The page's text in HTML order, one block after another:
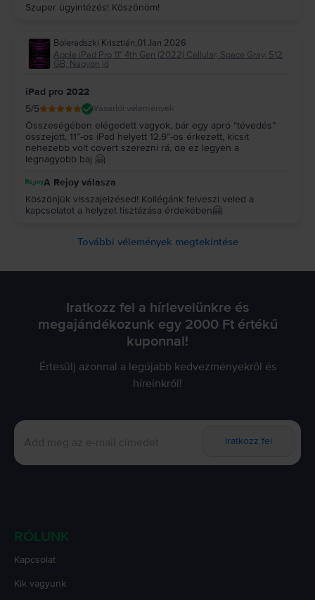
Szuper ügyintézés! Köszönöm!
Boleradszki Krisztián,01 Jan 2026
Apple iPad Pro 11" 4th Gen (2022) Cellular, Space Gray, 512
GB, Nagyon jó
iPad pro 2022
5/5 Vásárlói vélemények
Összeségében elégedett vagyok, bár egy apró “tévedés”
összejött, 11”-os iPad helyett 12.9”-os érkezett, kicsit
nehezebb volt covert szerezni rá, de ez legyen a
legnagyobb baj 🤗
A Rejoy válasza
Köszönjük visszajelzésed! Kollégánk felveszi veled a
kapcsolatot a helyzet tisztázása érdekében🤗
További vélemények megtekintése
Iratkozz fel a hírlevelünkre és
megajándékozunk egy 2000 Ft értékű
kuponnal!
Értesülj azonnal a legújabb kedvezményekről és
híreinkről!
Iratkozz fel
RÓLUNK
Kapcsolat
Kik vagyunk